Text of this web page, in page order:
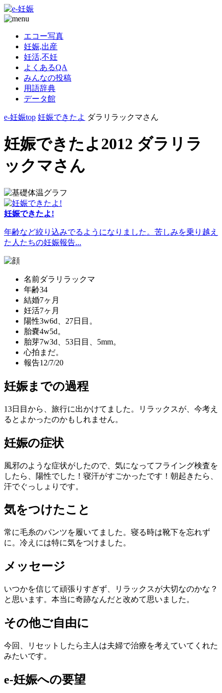
エコー写真
妊娠,出産
妊活,不妊
よくあるQA
みんなの投稿
用語辞典
データ館
e-妊娠top 妊娠できたよ ダラリラックマさん
妊娠できたよ2012 ダラリラ
ックマさん
妊娠できたよ!
年齢など絞り込みでるようになりました。苦しみを乗り越え
た人たちの妊娠報告...
名前ダラリラックマ
年齢34
結婚7ヶ月
妊活7ヶ月
陽性3w6d、27日目。
胎嚢4w5d。
胎芽7w3d、53日目、5mm。
心拍 まだ。
報告12/7/20
妊娠までの過程
13日目から、旅行に出かけてました。リラックスが、今考え
るとよかったのかもしれません。
妊娠の症状
風邪のような症状がしたので、気になってフライング検査を
したら、陽性でした！寝汗がすごかったです！朝起きたら、
汗でぐっしょりです。
気をつけたこと
常に毛糸のパンツを履いてました。寝る時は靴下を忘れず
に。冷えには特に気をつけました。
メッセージ
いつかを信じて頑張りすぎず、リラックスが大切なのかな？
と思います。本当に奇跡なんだと改めて思いました。
その他ご自由に
今回、リセットしたら主人は夫婦で治療を考えていてくれた
みたいです。
e-妊娠への要望